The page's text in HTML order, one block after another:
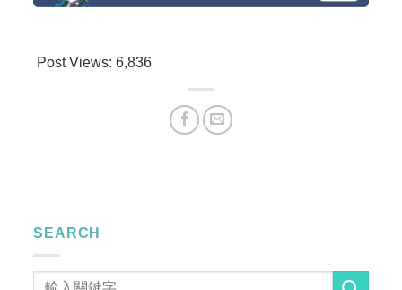
Post Views:6,836
SEARCH